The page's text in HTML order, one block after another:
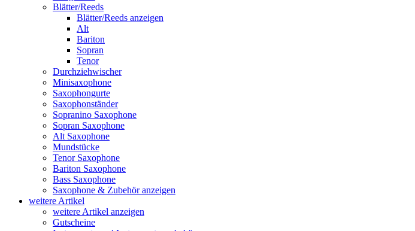
Blätter/Reeds
Blätter/Reeds anzeigen
Alt
Bariton
Sopran
Tenor
Durchziehwischer
Minisaxophone
Saxophongurte
Saxophonständer
Sopranino Saxophone
Sopran Saxophone
Alt Saxophone
Mundstücke
Tenor Saxophone
Bariton Saxophone
Bass Saxophone
Saxophone & Zubehör anzeigen
weitere Artikel
weitere Artikel anzeigen
Gutscheine